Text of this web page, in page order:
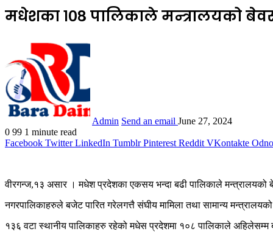
मधेशका १०८ पालिकाले मन्त्रालयको
Admin Send an email June 27, 2024
0 99 1 minute read
Facebook Twitter LinkedIn Tumblr Pinterest Reddit VKontakte
वीरगन्ज,१३ असार । मधेश प्रदेशका एकसय भन्दा बढी पालिकाले
नगरपालिकाहरुले बजेट पारित गरेलगत्तै संघीय मामिला तथा सामान्य
१३६ वटा स्थानीय पालिकाहरु रहेको मधेस प्रदेशमा १०८ पालिकाले